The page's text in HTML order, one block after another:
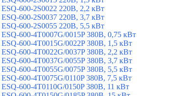
600-2S0022 220В, 2,2 кВт
600-2S0037 220В, 3,7 кВт
600-2S0055 220В, 5,5 кВт
600-4T0007G/0015P 380В, 0,75 кВт
600-4T0015G/0022P 380В, 1,5 кВт
600-4T0022G/0037P 380В, 2,2 кВт
600-4T0037G/0055P 380В, 3,7 кВт
600-4T0055G/0075P 380В, 5,5 кВт
600-4T0075G/0110P 380В, 7,5 кВт
600-4T0110G/0150P 380В, 11 кВт